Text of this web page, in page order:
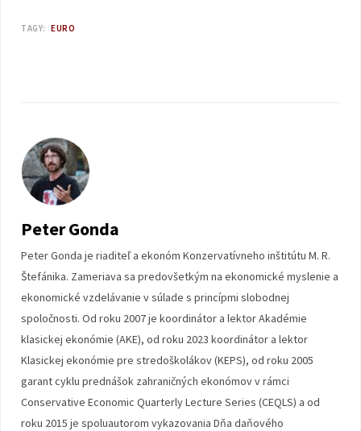
TAGY: EURO
Peter Gonda
Peter Gonda je riaditeľ a ekonóm Konzervatívneho inštitútu M. R.
Štefánika. Zameriava sa predovšetkým na ekonomické myslenie a
ekonomické vzdelávanie v súlade s princípmi slobodnej
spoločnosti. Od roku 2007 je koordinátor a lektor Akadémie
klasickej ekonómie (AKE), od roku 2023 koordinátor a lektor
Klasickej ekonómie pre stredoškolákov (KEPS), od roku 2005
garant cyklu prednášok zahraničných ekonómov v rámci
Conservative Economic Quarterly Lecture Series (CEQLS) a od
roku 2015 je spoluautorom vykazovania Dňa daňového